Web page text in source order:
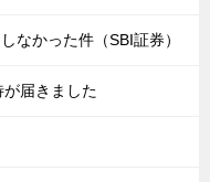
なかった件（SBI証券）
届きました